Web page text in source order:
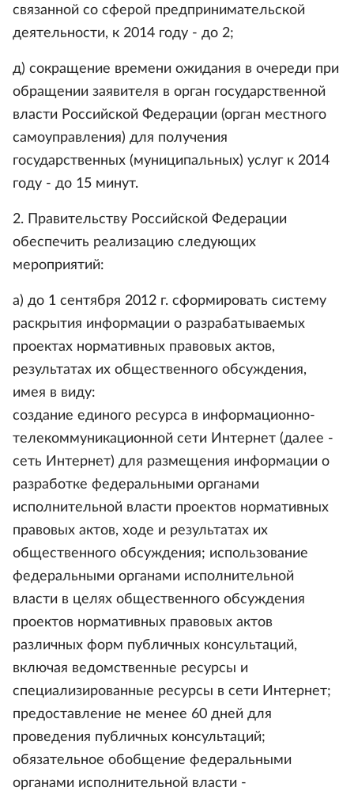
связанной со сферой предпринимательской
деятельности, к 2014 году - до 2;
д) сокращение времени ожидания в очереди при
обращении заявителя в орган государственной
власти Российской Федерации (орган местного
самоуправления) для получения
государственных (муниципальных) услуг к 2014
году - до 15 минут.
2. Правительству Российской Федерации
обеспечить реализацию следующих
мероприятий:
а) до 1 сентября 2012 г. сформировать систему
раскрытия информации о разрабатываемых
проектах нормативных правовых актов,
результатах их общественного обсуждения,
имея в виду:
создание единого ресурса в информационно-
телекоммуникационной сети Интернет (далее -
сеть Интернет) для размещения информации о
разработке федеральными органами
исполнительной власти проектов нормативных
правовых актов, ходе и результатах их
общественного обсуждения; использование
федеральными органами исполнительной
власти в целях общественного обсуждения
проектов нормативных правовых актов
различных форм публичных консультаций,
включая ведомственные ресурсы и
специализированные ресурсы в сети Интернет;
предоставление не менее 60 дней для
проведения публичных консультаций;
обязательное обобщение федеральными
органами исполнительной власти -